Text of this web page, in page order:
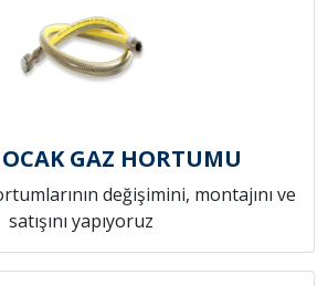
GAZ HORTUMU
değişimini, montajını ve
satışını yapıyoruz